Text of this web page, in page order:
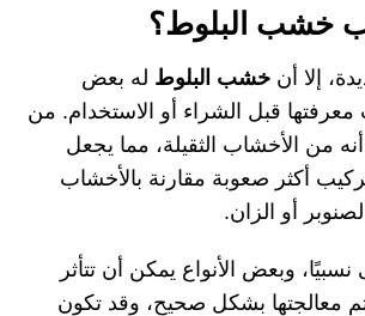
خشب البلوط؟
إلا أنخشب البلوط له بعض
قبل الشراء أو الاستخدام. من
من الأخشاب الثقيلة، مما يجعل
أكثر صعوبة مقارنة بالأخشاب
أو الزان.
وبعض الأنواع يمكن أن تتأثر
معالجتها بشكل صحيح، وقد تكون